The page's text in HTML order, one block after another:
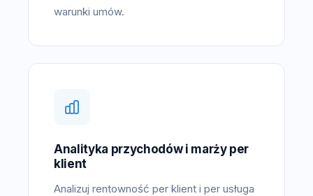
warunki umów.
Analityka przychodów i marży per
klient
Analizuj rentowność per klient i per usługa